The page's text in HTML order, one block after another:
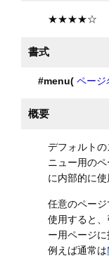
★★★★☆
書式
#menu( ページ
概要
デフォルト
ニュー用の
に内部的に使
任意のペー
使用すると
ー用ページに
例えば通常は